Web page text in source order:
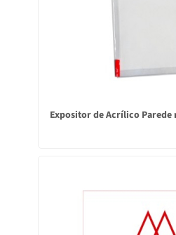
Expositor de Acrílico Parede